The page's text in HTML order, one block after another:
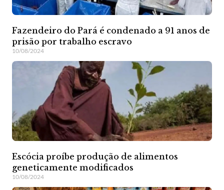
Fazendeiro do Pará é condenado a 91 anos de
prisão por trabalho escravo
10/08/2024
Escócia proíbe produção de alimentos
geneticamente modificados
10/08/2024